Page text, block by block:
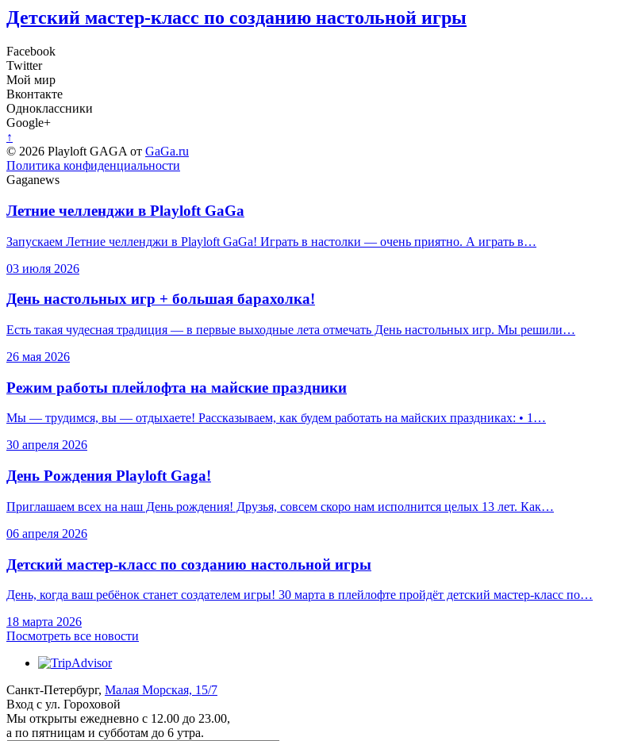
Детский мастер-класс по созданию настольной игры
Facebook
Twitter
Мой мир
Вконтакте
Одноклассники
Google+
↑
© 2026 Playloft GAGA от GaGa.ru
Политика конфиденциальности
Gaganews
Летние челленджи в Playloft GaGa
Запускаем Летние челленджи в Playloft GaGa! Играть в настолки — очень приятно. А играть в…
03 июля 2026
День настольных игр + большая барахолка!
Есть такая чудесная традиция — в первые выходные лета отмечать День настольных игр. Мы решили…
26 мая 2026
Режим работы плейлофта на майские праздники
Мы — трудимся, вы — отдыхаете! Рассказываем, как будем работать на майских праздниках: • 1…
30 апреля 2026
День Рождения Playloft Gaga!
Приглашаем всех на наш День рождения! Друзья, совсем скоро нам исполнится целых 13 лет. Как…
06 апреля 2026
Детский мастер-класс по созданию настольной игры
День, когда ваш ребёнок станет создателем игры! 30 марта в плейлофте пройдёт детский мастер-класс по…
18 марта 2026
Посмотреть все новости
Санкт-Петербург, Малая Морская, 15/7
Вход с ул. Гороховой
М​ы открыты ежедневно с 12.00 до 23.00,
а по пятницам и субботам до 6 утра.